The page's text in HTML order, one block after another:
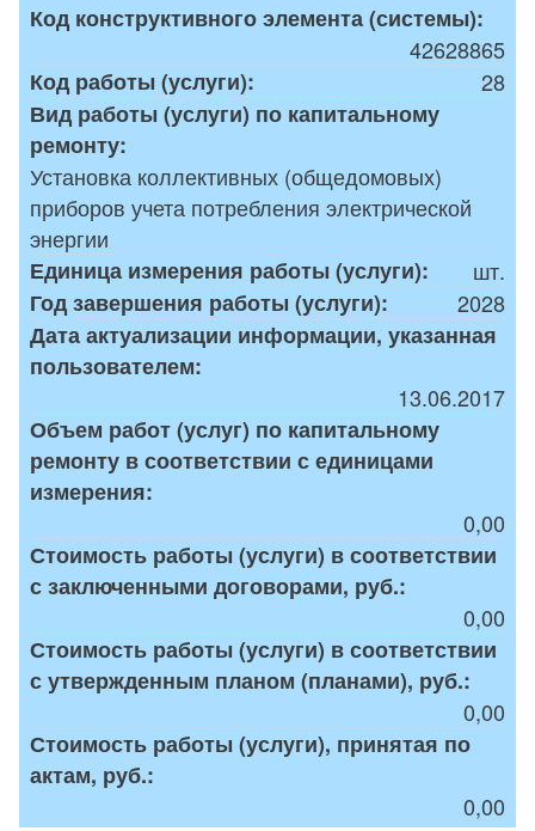
Код конструктивного элемента (системы):
42628865
Код работы (услуги):
28
Вид работы (услуги) по капитальному
ремонту:
Установка коллективных (общедомовых)
приборов учета потребления электрической
энергии
Единица измерения работы (услуги):
шт.
Год завершения работы (услуги):
2028
Дата актуализации информации, указанная
пользователем:
13.06.2017
Объем работ (услуг) по капитальному
ремонту в соответствии с единицами
измерения:
0,00
Стоимость работы (услуги) в соответствии
с заключенными договорами, руб.:
0,00
Стоимость работы (услуги) в соответствии
с утвержденным планом (планами), руб.:
0,00
Стоимость работы (услуги), принятая по
актам, руб.:
0,00